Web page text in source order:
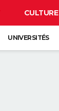
CULTURE
UNIVERSITÉS